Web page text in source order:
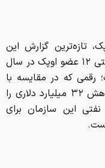
تازه‌ترین گزارش این
سازمان نشان می‌دهد مجموع درآمد نفتی ۱۲ عضو اوپک در سال
است؛ رقمی که در مقایسه با
درآمد ۶۵۱ میلیارد دلاری سال ۲۰۲۴ کاهش ۳۲ میلیارد دلاری را
این سازمان برای